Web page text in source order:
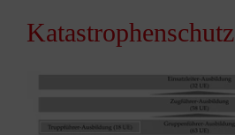
Katastrophenschutz